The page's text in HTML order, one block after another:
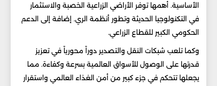
الأساسية. أهمها توفر الأراضي الزراعية الخصبة والاستثمار
في التكنولوجيا الحديثة وتطور أنظمة الري. إضافة إلى الدعم
الحكومي الكبير للقطاع الزراعي.
وكما تلعب شبكات النقل والتصدير دوراً محورياً في تعزيز
قدرتها على الوصول للأسواق العالمية بسرعة وكفاءة. مما
يجعلها تتحكم في جزء كبير من أمن الغذاء العالمي واستقرار